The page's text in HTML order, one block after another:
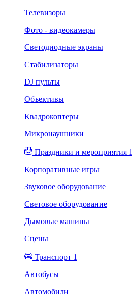
Телевизоры
Фото - видеокамеры
Светодиодные экраны
Стабилизаторы
DJ пульты
Объективы
Квадрокоптеры
Микронаушники
Праздники и мероприятия 1
Корпоративные игры
Звуковое оборудование
Световое оборудование
Дымовые машины
Сцены
Транспорт 1
Автобусы
Автомобили